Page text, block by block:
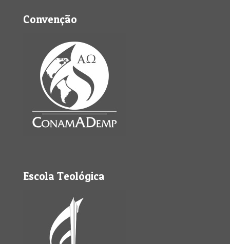
Convenção
Escola Teológica